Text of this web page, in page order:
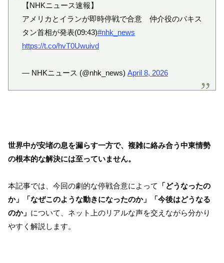
【NHKニュース速報】
アメリカとイランが即時停戦で合意 仲介役のパキス
タン首相が発表(09:43)#nhk_news
https://t.co/hvT0Uwuivd
— NHKニュース (@nhk_news) April 8, 2026
世界中が安堵の息を漏らす一方で、複雑に絡み合う中東情勢
の根本的な解決には至っていません。
本記事では、今回の劇的な停戦合意によって
「どうなったの
か」「なぜこのような動きになったのか」「今後はどうなる
のか」 について、ネット上のリアルな声を交えながら分かり
やすく解説します。